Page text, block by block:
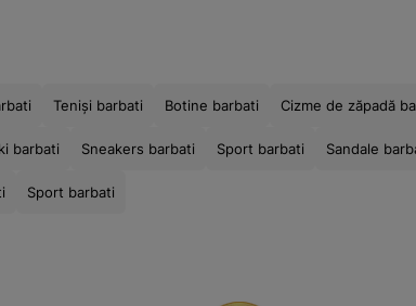
Teniși barbati Botine barbati Cizme de zăpadă
barbati Sneakers barbati Sport barbati Sandale
Sport barbati